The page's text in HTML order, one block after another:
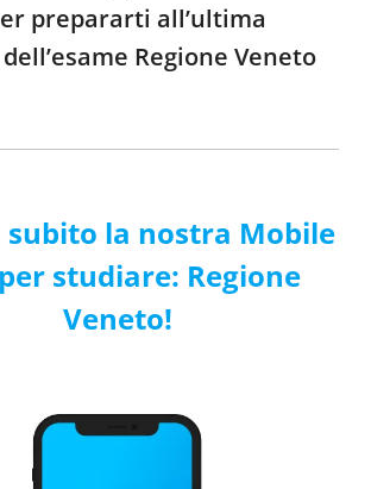
prepararti all’ultima
Regione Veneto
subito la nostra Mobile
studiare: Regione
Veneto!